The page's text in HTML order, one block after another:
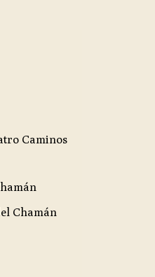
Caminos
Chamán